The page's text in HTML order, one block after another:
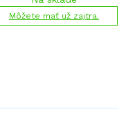
Môžete mať už zajtra.